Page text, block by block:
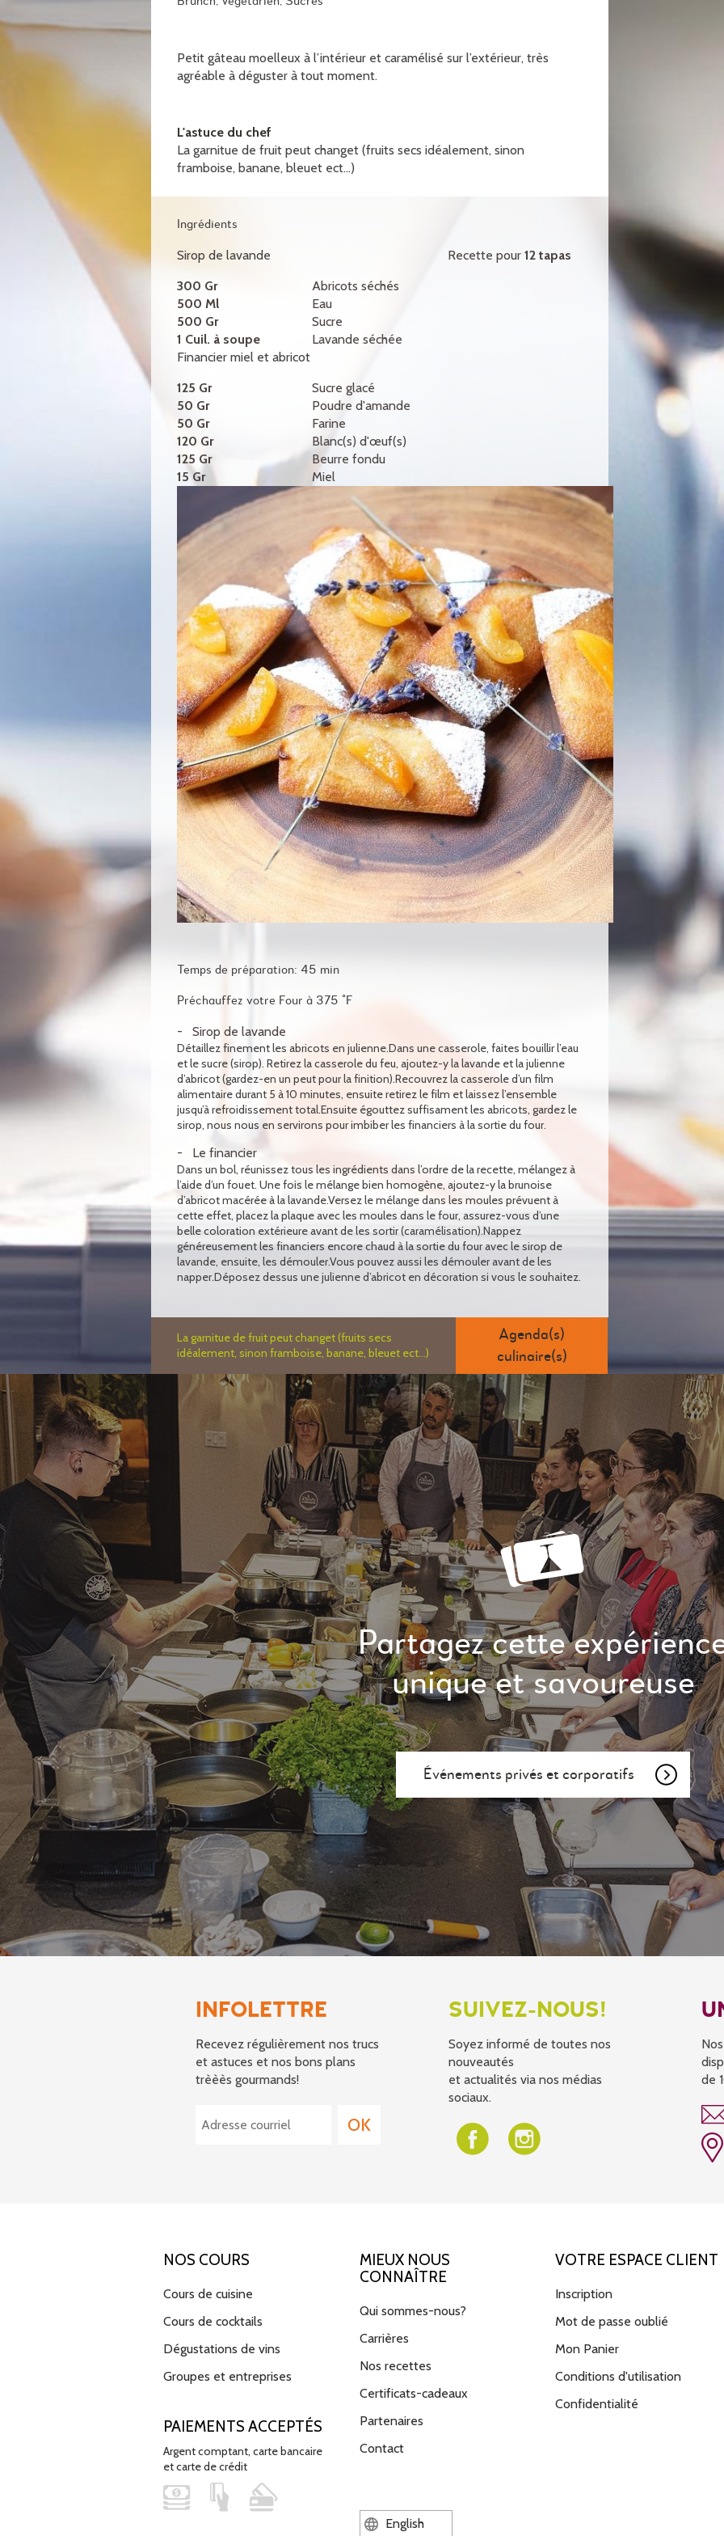
Petit gâteau moelleux à l’intérieur et caramélisé sur l’extérieur, très
agréable à déguster à tout moment.
L'astuce du chef
La garnitue de fruit peut changet (fruits secs idéalement, sinon
framboise, banane, bleuet ect...)
Ingrédients
Recette pour 12 tapas
Sirop de lavande
300 Gr
Abricots séchés
500 Ml
Eau
500 Gr
Sucre
1 Cuil. à soupe
Lavande séchée
Financier miel et abricot
125 Gr
Sucre glacé
50 Gr
Poudre d'amande
50 Gr
Farine
120 Gr
Blanc(s) d'œuf(s)
125 Gr
Beurre fondu
15 Gr
Miel
Temps de préparation: 45 min
Préchauffez votre Four à 375 °F
Sirop de lavande
Détaillez finement les abricots en julienne.Dans une casserole, faites bouillir l’eau
et le sucre (sirop). Retirez la casserole du feu, ajoutez-y la lavande et la julienne
d’abricot (gardez-en un peut pour la finition).Recouvrez la casserole d’un film
alimentaire durant 5 à 10 minutes, ensuite retirez le film et laissez l’ensemble
jusqu’à refroidissement total.Ensuite égouttez suffisament les abricots, gardez le
sirop, nous nous en servirons pour imbiber les financiers à la sortie du four.
Le financier
Dans un bol, réunissez tous les ingrédients dans l’ordre de la recette, mélangez à
l’aide d’un fouet. Une fois le mélange bien homogène, ajoutez-y la brunoise
d’abricot macérée à la lavande.Versez le mélange dans les moules prévuent à
cette effet, placez la plaque avec les moules dans le four, assurez-vous d’une
belle coloration extérieure avant de les sortir (caramélisation).Nappez
généreusement les financiers encore chaud à la sortie du four avec le sirop de
lavande, ensuite, les démouler.Vous pouvez aussi les démouler avant de les
napper.Déposez dessus une julienne d’abricot en décoration si vous le souhaitez.
La garnitue de fruit peut changet (fruits secs
idéalement, sinon framboise, banane, bleuet ect...)
Agenda(s)
culinaire(s)
Partagez cette
unique et savoureuse
Événements privés et corporatifs
INFOLETTRE
Recevez régulièrement nos trucs
et astuces et nos bons plans
trèèès gourmands!
SUIVEZ-NOUS!
Soyez informé de toutes nos
nouveautés
et actualités via nos médias
sociaux.
de
NOS COURS
Cours de cuisine
Cours de cocktails
Dégustations de vins
Groupes et entreprises
PAIEMENTS ACCEPTÉS
Argent comptant, carte bancaire
et carte de crédit
MIEUX NOUS
CONNAÎTRE
Qui sommes-nous?
Carrières
Nos recettes
Certificats-cadeaux
Partenaires
Contact
English
VOTRE ESPACE CLIENT
Inscription
Mot de passe oublié
Mon Panier
Conditions d'utilisation
Confidentialité